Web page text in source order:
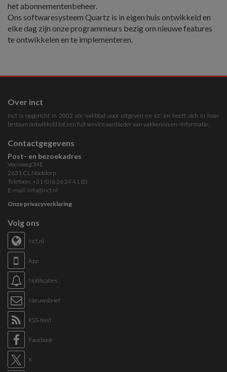
het abonnementenbeheer.
Ons softwaresysteem Quartz is in eigen huis ontwikkeld en
elke dag zijn onze programmeurs bezig om nieuwe features
te ontwikkelen en te implementeren.
Over inct
inct is opgericht in 2002 als 'vakblad voor uitgeven en ict' en heeft zich in haar
bestaan ontwikkeld tot een full service aanbieder van vakkennis en -informatie.
Contactgegevens
Post- en bezoekadres
Veenweg 34E
2631 CL Nootdorp
Telefoon: +31 (0)6 26 24 41 83
E-mail: info@inct.nl
Onze privacyverklaring
Volg ons
inct.nl
App
Notificaties
Nieuwsbrief
RSS-feed
Facebook
X